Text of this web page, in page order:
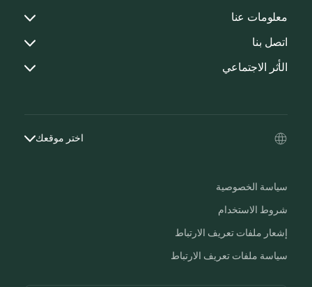
معلومات عنا
اتصل بنا
الأثر الاجتماعي
اختر موقعك
سياسة الخصوصية
شروط الاستخدام
إشعار ملفات تعريف الارتباط
سياسة ملفات تعريف الارتباط